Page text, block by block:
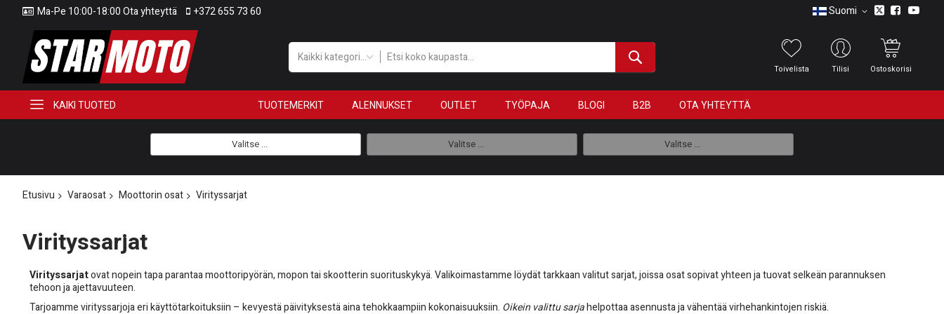
Ma-Pe 10:00-18:00 Ota yhteyttä +372 655 73 60 Suomi
Kaikki kategoriat
Toivelista Tilisi Ostoskorisi
KAIKI TUOTED TUOTEMERKIT ALENNUKSET OUTLET TYÖPAJA BLOGI B2B OTA YHTEYTTÄ
Valitse ... Valitse ... Valitse ...
Etusivu Varaosat Moottorin osat Virityssarjat
Virityssarjat
Virityssarjatovat nopein tapa parantaa moottoripyörän, mopon tai skootterin suorituskykyä. Valikoimastamme löydät tarkkaan valitut sarjat, joissa osat sopivat yhteen ja tuovat selkeän parannuksen
tehoon ja ajettavuuteen.
Tarjoamme virityssarjoja eri käyttötarkoituksiin – kevyestä päivityksestä aina tehokkaampiin kokonaisuuksiin. Oikein valittu sarjahelpottaa asennusta ja vähentää virhehankintojen riskiä.